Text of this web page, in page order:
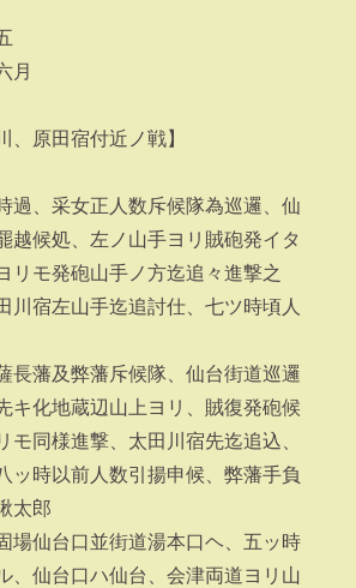
月
、原田宿付近ノ戦】
過、采女正人数斥候隊為巡邏、仙
越候処、左ノ山手ヨリ賊砲発イタ
リモ発砲山手ノ方迄追々進撃之
川宿左山手迄追討仕、七ツ時頃人
長藩及弊藩斥候隊、仙台街道巡邏
キ化地蔵辺山上ヨリ、賊復発砲候
モ同様進撃、太田川宿先迄追込、
ッ時以前人数引揚申候、弊藩手負
太郎
場仙台口並街道湯本口ヘ、五ッ時
、仙台口ハ仙台、会津両道ヨリ山